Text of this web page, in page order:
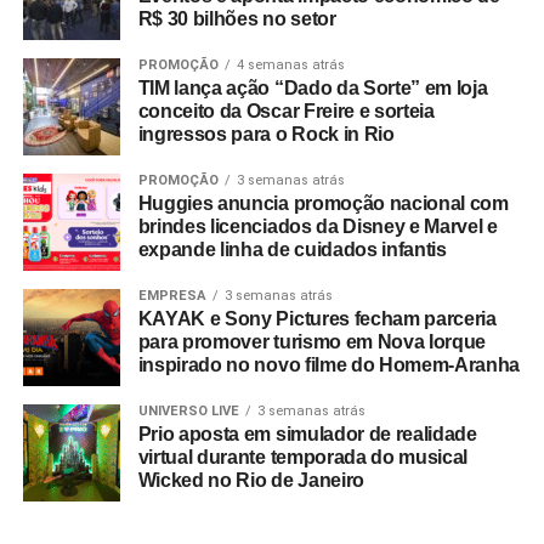
ESG estruturado e inteligência de mercado
Mais do que acompanhar discussões globais, a EAÍ?!
incorporou preceitos ESG diretamente à esteira
operacional de suas entregas. Por meio de uma parceria
com a startup social Comida Invisível (certificada pelo
selo Save Food da FAO/ONU), a agência tornou-se a
primeira do país a integrar a gestão de excedentes
alimentares à operação de seus eventos.
A estreia da metodologia ocorreu em um evento do Banco
BMG, garantindo o reaproveitamento integral de 122,9 kg
de alimentos. A destinação correta resultou na oferta de
614 refeições para pessoas em vulnerabilidade social e
evitou a emissão de 347,7 kg de CO₂ na atmosfera. Hoje,
a destinação socioambiental de excedentes gera
indicadores tangíveis e auditáveis para o portfólio de
clientes da agência.
R$ 30 bilhões no setor
PROMOÇÃO 4 semanas atrás
TIM lança ação “Dado da Sorte” em loja
conceito da Oscar Freire e sorteia
ingressos para o Rock in Rio
PROMOÇÃO 3 semanas atrás
Huggies anuncia promoção nacional com
brindes licenciados da Disney e Marvel e
expande linha de cuidados infantis
EMPRESA 3 semanas atrás
KAYAK e Sony Pictures fecham parceria
para promover turismo em Nova Iorque
inspirado no novo filme do Homem-Aranha
UNIVERSO LIVE 3 semanas atrás
Prio aposta em simulador de realidade
virtual durante temporada do musical
Wicked no Rio de Janeiro